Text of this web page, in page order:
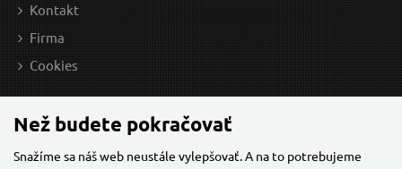
1,04 EUR / Ks
0.85 EUR bez DPH
Kontakt
Firma
Cookies
Než budete pokračovať
Snažíme sa náš web neustále vylepšovať. A na to potrebujeme